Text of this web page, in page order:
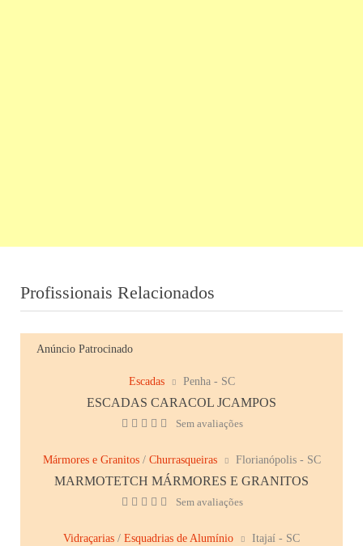
Profissionais Relacionados
Anúncio Patrocinado
Escadas Penha - SC
ESCADAS CARACOL JCAMPOS
Sem avaliações
Mármores e Granitos/ Churrasqueiras Florianópolis - SC
MARMOTETCH MÁRMORES E GRANITOS
Sem avaliações
Vidraçarias / Esquadrias de Alumínio Itajaí - SC